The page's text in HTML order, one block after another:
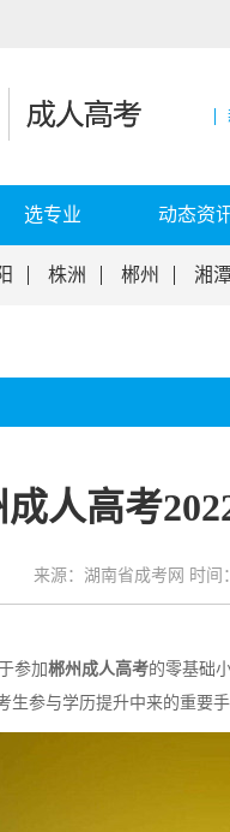
选专业 动态资
株洲 郴州 湘
成人高考
来源：湖南省成考网 时间
参加郴州成人高考的零基础
生参与学历提升中来的重要